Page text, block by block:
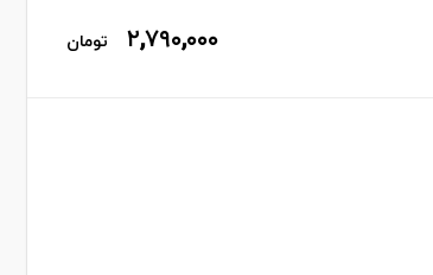
۲,۷۹۰,۰۰۰ تومان